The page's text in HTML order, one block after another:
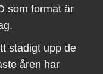
som format är
stadigt upp de
åren har